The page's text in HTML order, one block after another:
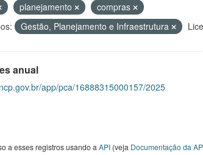
planejamento
compras
Gestão, Planejamento e Infraestrutura
anual
app/pca/16888315000157/2025
a esses registros usando a API(veja Documentação da